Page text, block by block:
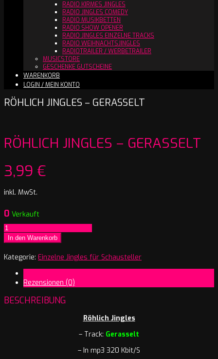
RADIO KIRMES JINGLES
RADIO JINGLES COMEDY
RADIO MUSIKBETTEN
RADIO SHOW OPENER
RADIO JINGLES EINZELNE TRACKS
RADIO WEIHNACHTSJINGLES
RADIOTRAILER / WERBETRAILER
MUSICSTORE
GESCHENKE GUTSCHEINE
WARENKORB
LOGIN / MEIN KONTO
RÖHLICH JINGLES – GERASSELT
RÖHLICH JINGLES – GERASSELT
3,99 €
inkl. MwSt.
0 Verkauft
Röhlich
Jingles
-
Gerasselt
In den Warenkorb
Kategorie: Einzelne Jingles für Schausteller
Rezensionen (0)
BESCHREIBUNG
Röhlich Jingles
– Track: Gerasselt
– In mp3 320 Kbit/S